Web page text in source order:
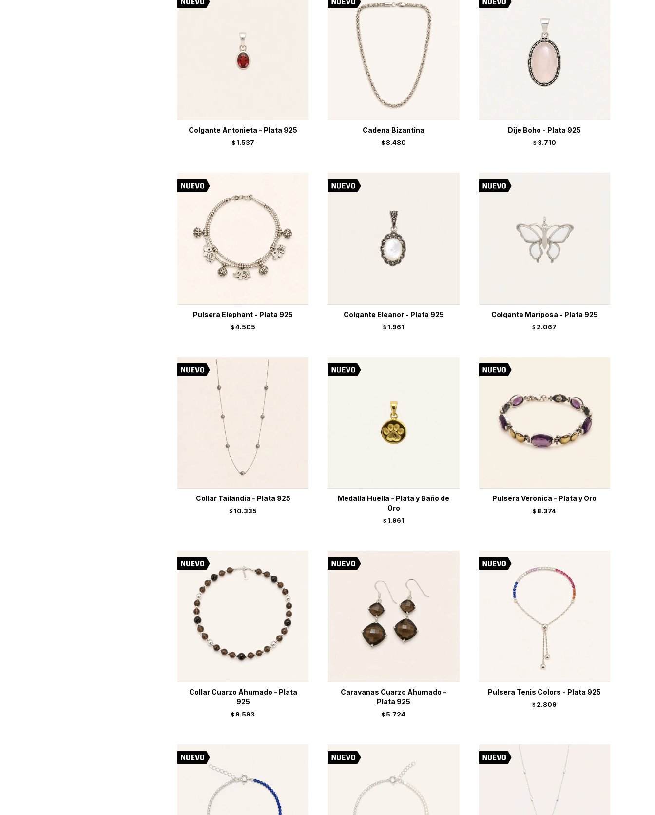
Colgante Antonieta - Plata 925
$ 1.537
Cadena Bizantina
$ 8.480
Dije Boho - Plata 925
$ 3.710
Pulsera Elephant - Plata 925
$ 4.505
Colgante Eleanor - Plata 925
$ 1.961
Colgante Mariposa - Plata 925
$ 2.067
Collar Tailandia - Plata 925
$ 10.335
Medalla Huella - Plata y Baño de
Oro
$ 1.961
Pulsera Veronica - Plata y Oro
$ 8.374
Collar Cuarzo Ahumado - Plata
925
$ 9.593
Caravanas Cuarzo Ahumado -
Plata 925
$ 5.724
Pulsera Tenis Colors - Plata 925
$ 2.809